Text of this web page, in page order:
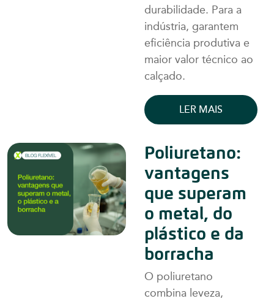
durabilidade. Para a
indústria, garantem
eficiência produtiva e
maior valor técnico ao
calçado.
LER MAIS
Poliuretano:
vantagens
que superam
o metal, do
plástico e da
borracha
O poliuretano
combina leveza,